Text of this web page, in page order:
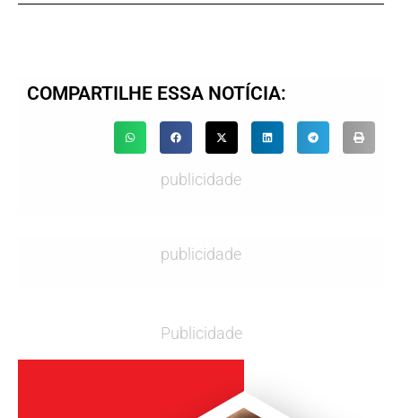
COMPARTILHE ESSA NOTÍCIA:
publicidade
publicidade
Publicidade